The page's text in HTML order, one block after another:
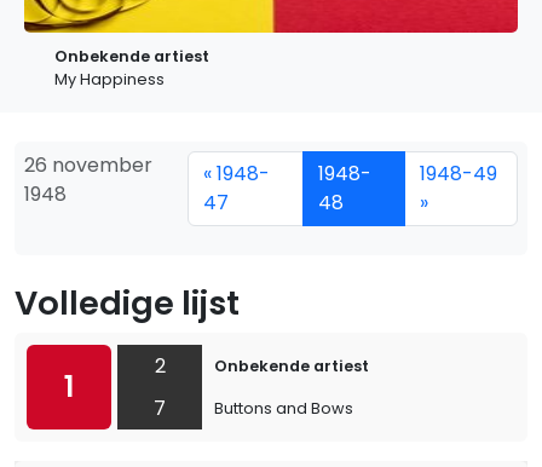
Onbekende artiest
My Happiness
26 november
1948
« 1948-
47
1948-
48
1948-49
»
Volledige lijst
1
2
7
Onbekende artiest
Buttons and Bows